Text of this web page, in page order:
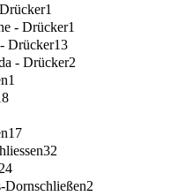
1
- Drücker1
Drücker13
- Drücker2
1
17
32
24
Dornschließen2